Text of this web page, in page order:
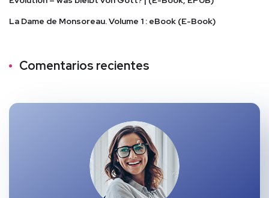
La Dame de Monsoreau. Volume 1 : eBook (E-Book)
Comentarios recientes